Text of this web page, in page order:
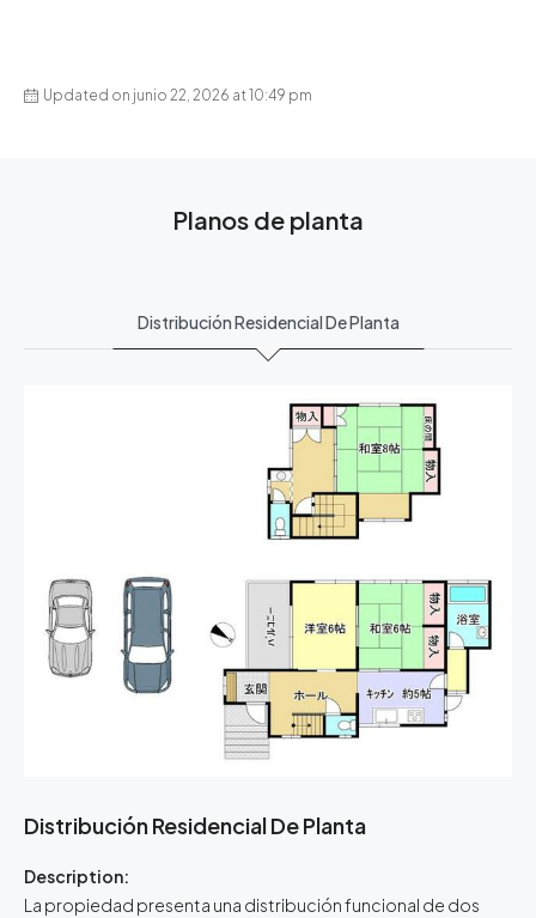
Updated on junio 22, 2026 at 10:49 pm
Planos de planta
Distribución Residencial De Planta
Distribución Residencial De Planta
Description:
La propiedad presenta una distribución funcional de dos